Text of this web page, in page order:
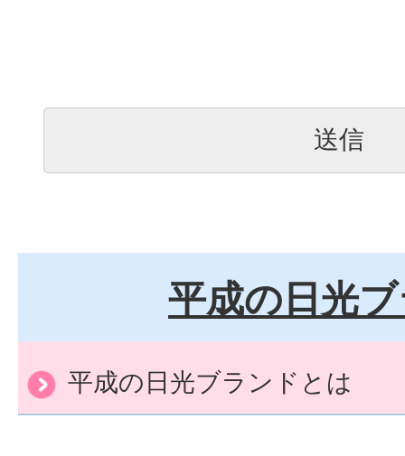
平成の日光
平成の日光ブランドとは